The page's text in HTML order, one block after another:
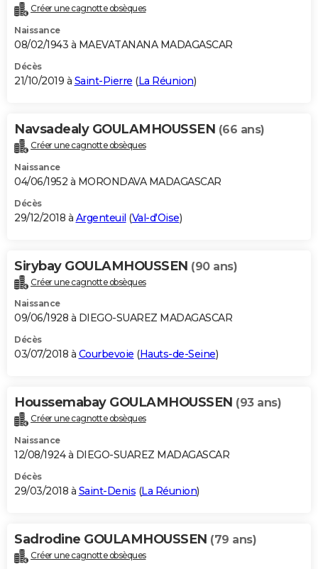
Créer une cagnotte obsèques
Naissance
08/02/1943 à MAEVATANANA MADAGASCAR
Décès
21/10/2019 à Saint-Pierre (La Réunion)
Navsadealy GOULAMHOUSSEN (66 ans)
Créer une cagnotte obsèques
Naissance
04/06/1952 à MORONDAVA MADAGASCAR
Décès
29/12/2018 à Argenteuil (Val-d'Oise)
Sirybay GOULAMHOUSSEN (90 ans)
Créer une cagnotte obsèques
Naissance
09/06/1928 à DIEGO-SUAREZ MADAGASCAR
Décès
03/07/2018 à Courbevoie (Hauts-de-Seine)
Houssemabay GOULAMHOUSSEN (93 ans)
Créer une cagnotte obsèques
Naissance
12/08/1924 à DIEGO-SUAREZ MADAGASCAR
Décès
29/03/2018 à Saint-Denis (La Réunion)
Sadrodine GOULAMHOUSSEN (79 ans)
Créer une cagnotte obsèques